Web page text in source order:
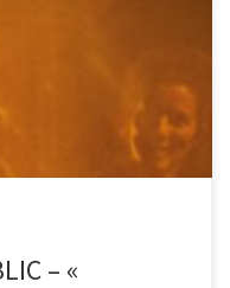
et poésie
maison Kasséna, une
gribouille, explore
– «